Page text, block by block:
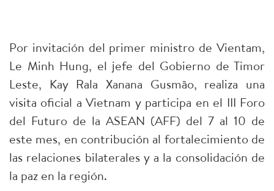
Por invitación del primer ministro de Vientam,
Le Minh Hung, el jefe del Gobierno de Timor
Leste, Kay Rala Xanana Gusmão, realiza una
visita oficial a Vietnam y participa en el III Foro
del Futuro de la ASEAN (AFF) del 7 al 10 de
este mes, en contribución al fortalecimiento de
las relaciones bilaterales y a la consolidación de
la paz en la región.